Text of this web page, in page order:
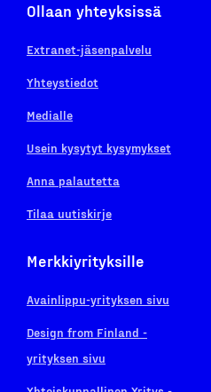
Ollaan yhteyksissä
Extranet-jäsenpalvelu
Yhteystiedot
Medialle
Usein kysytyt kysymykset
Anna palautetta
Tilaa uutiskirje
Merkkiyrityksille
Avainlippu-yrityksen sivu
Design from Finland -
yrityksen sivu